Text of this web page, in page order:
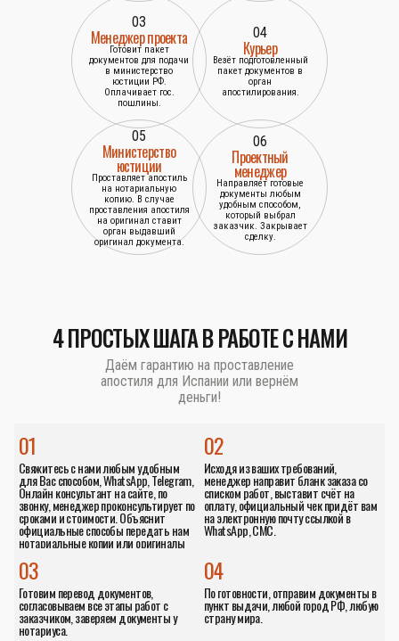
03
Менеджер проекта
Готовит пакет
документов для подачи
в министерство
юстиции РФ.
Оплачивает гос.
пошлины.
04
Курьер
Везёт подготовленный
пакет документов в
орган
апостилирования.
05
Министерство
юстиции
Проставляет апостиль
на нотариальную
копию. В случае
проставления апостиля
на оригинал ставит
орган выдавший
оригинал документа.
06
Проектный
менеджер
Направляет готовые
документы любым
удобным способом,
который выбрал
заказчик. Закрывает
сделку.
4 ПРОСТЫХ ШАГА В РАБОТЕ С НАМИ
Даём гарантию на проставление
апостиля для Испании или вернём
деньги!
01
Свяжитесь с нами любым удобным
для Вас способом, WhatsApp, Telegram,
Онлайн консультант на сайте, по
звонку, менеджер проконсультирует по
сроками и стоимости. Объяснит
официальные способы передать нам
нотариальные копии или оригиналы
02
Исходя из ваших требований,
менеджер направит бланк заказа со
списком работ, выставит счёт на
оплату, официальный чек придёт вам
на электронную почту ссылкой в
WhatsApp, СМС.
04
По готовности, отправим документы в
пункт выдачи, любой город РФ, любую
страну мира.
03
Готовим перевод документов,
согласовываем все этапы работ с
заказчиком, заверяем документы у
нотариуса.